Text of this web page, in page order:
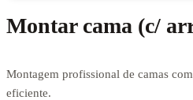
Montar cama (c/
Montagem profissional de camas
eficiente.